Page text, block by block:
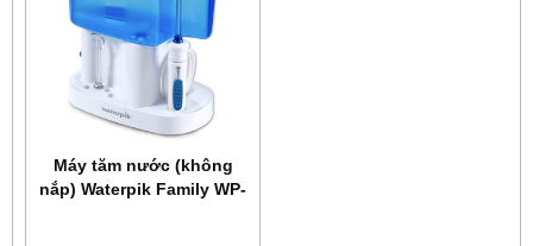
Máy tăm nước (không
nắp) Waterpik Family WP-